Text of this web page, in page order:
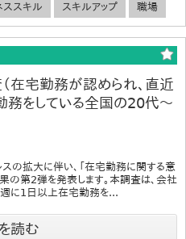
ススキル スキルアップ 職場
在宅勤務が認められ、直近
をしている全国の20代～
の拡大に伴い、「在宅勤務に関する意
の第2弾を発表します。本調査は、会社
に1日以上在宅勤務を...
読む